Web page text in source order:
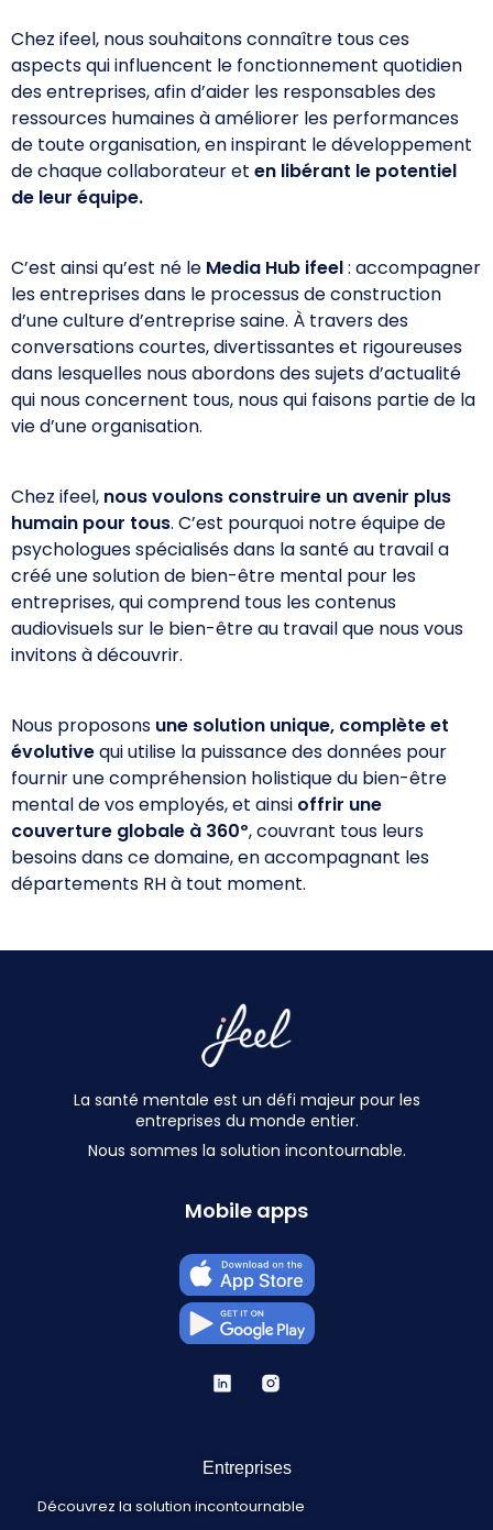
Chez ifeel, nous souhaitons connaître tous ces
aspects qui influencent le fonctionnement quotidien
des entreprises, afin d’aider les responsables des
ressources humaines à améliorer les performances
de toute organisation, en inspirant le développement
de chaque collaborateur et en libérant le potentiel
de leur équipe.
C’est ainsi qu’est né le Media Hub ifeel: accompagner
les entreprises dans le processus de construction
d’une culture d’entreprise saine. À travers des
conversations courtes, divertissantes et rigoureuses
dans lesquelles nous abordons des sujets d’actualité
qui nous concernent tous, nous qui faisons partie de la
vie d’une organisation.
Chez ifeel, nous voulons construire un avenir plus
humain pour tous. C’est pourquoi notre équipe de
psychologues spécialisés dans la santé au travail a
créé une solution de bien-être mental pour les
entreprises, qui comprend tous les contenus
audiovisuels sur le bien-être au travail que nous vous
invitons à découvrir.
Nous proposons une solution unique, complète et
évolutivequi utilise la puissance des données pour
fournir une compréhension holistique du bien-être
mental de vos employés, et ainsi offrir une
couverture globale à 360º, couvrant tous leurs
besoins dans ce domaine, en accompagnant les
départements RH à tout moment.
La santé mentale est un défi majeur pour les
entreprises du monde entier.
Nous sommes la solution incontournable.
Mobile apps
Entreprises
Découvrez la solution incontournable